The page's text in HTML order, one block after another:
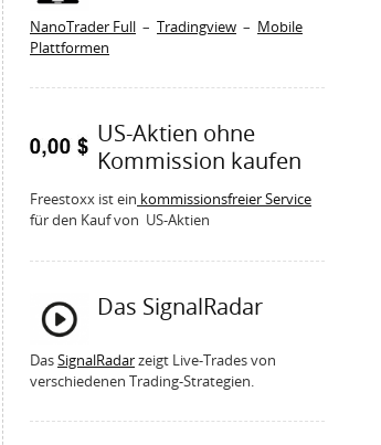
NanoTrader Full – Tradingview – Mobile
Plattformen
US-Aktien ohne
Kommission kaufen
Freestoxx ist ein kommissionsfreier Service
für den Kauf von US-Aktien
Das SignalRadar
DasSignalRadarzeigt Live-Trades von
verschiedenen Trading-Strategien.